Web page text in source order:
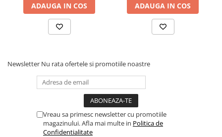
ADAUGA IN COS ADAUGA IN COS
Newsletter Nu rata ofertele si promotiile noastre
Vreau sa primesc newsletter cu promotiile
magazinului. Afla mai multe in Politica de
Confidentialitate